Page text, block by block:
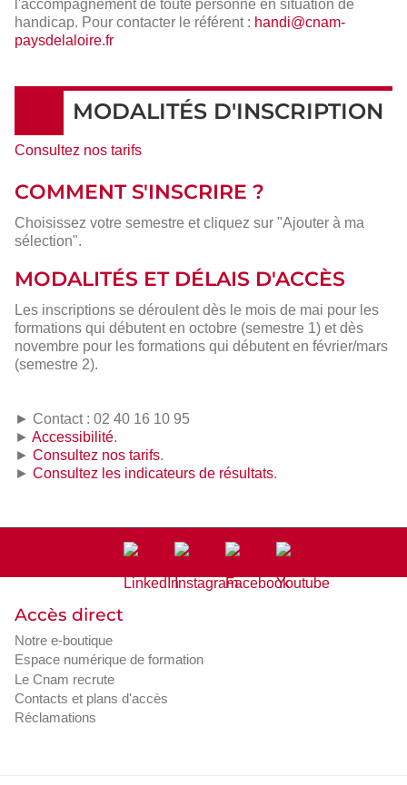
l'accompagnement de toute personne en situation de
handicap. Pour contacter le référent : handi@cnam-
paysdelaloire.fr
MODALITÉS D'INSCRIPTION
Consultez nos tarifs
COMMENT S'INSCRIRE ?
Choisissez votre semestre et cliquez sur "Ajouter à ma
sélection".
MODALITÉS ET DÉLAIS D'ACCÈS
Les inscriptions se déroulent dès le mois de mai pour les
formations qui débutent en octobre (semestre 1) et dès
novembre pour les formations qui débutent en février/mars
(semestre 2).
► Contact : 02 40 16 10 95
► Accessibilité.
► Consultez nos tarifs.
► Consultez les indicateurs de résultats.
Accès direct
Notre e-boutique
Espace numérique de formation
Le Cnam recrute
Contacts et plans d'accès
Réclamations